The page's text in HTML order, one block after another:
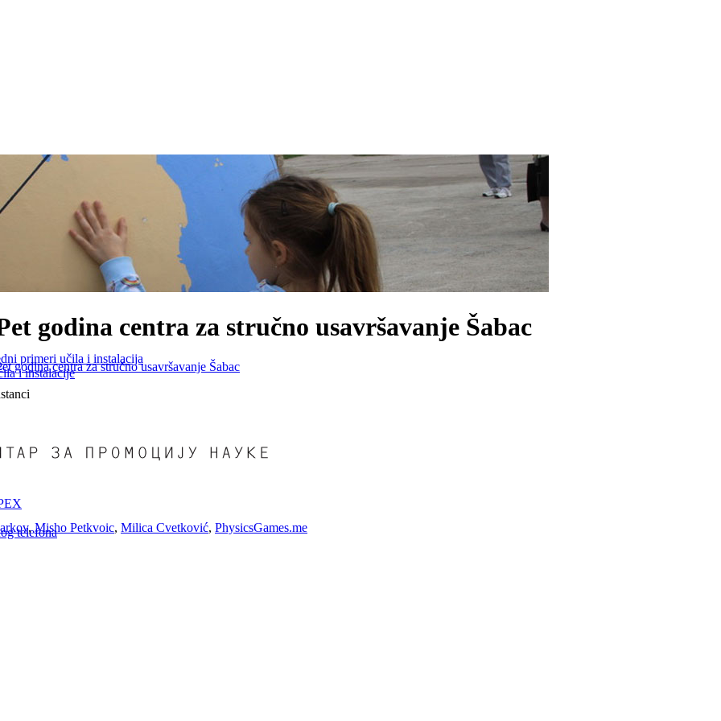
primeri učila i instalacija
i instalacije
telefona
godina centra za stručno usavršavanje Šabac
godina centra za stručno usavršavanje Šabac
,Misho Petkvoic, Milica Cvetković, PhysicsGames.me